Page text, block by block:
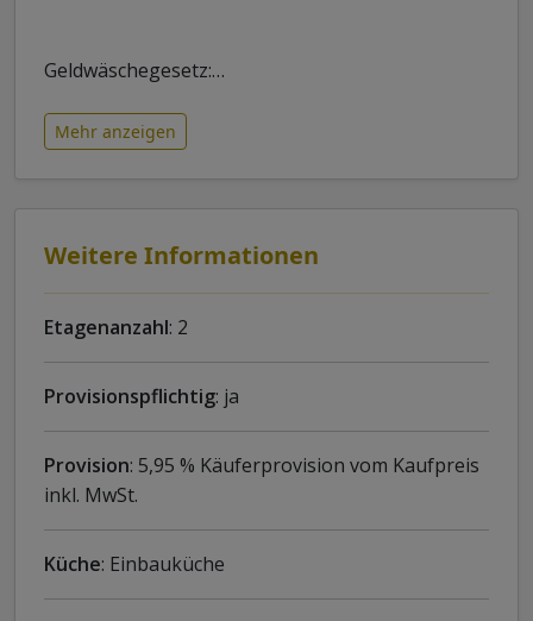
Geldwäschegesetz:…
Mehr anzeigen
Weitere Informationen
Etagenanzahl: 2
Provisionspflichtig: ja
Provision: 5,95 % Käuferprovision vom Kaufpreis
inkl. MwSt.
Küche: Einbauküche